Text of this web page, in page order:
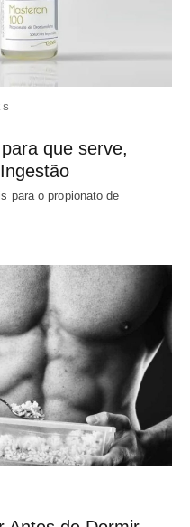
que serve,
para o propionato de